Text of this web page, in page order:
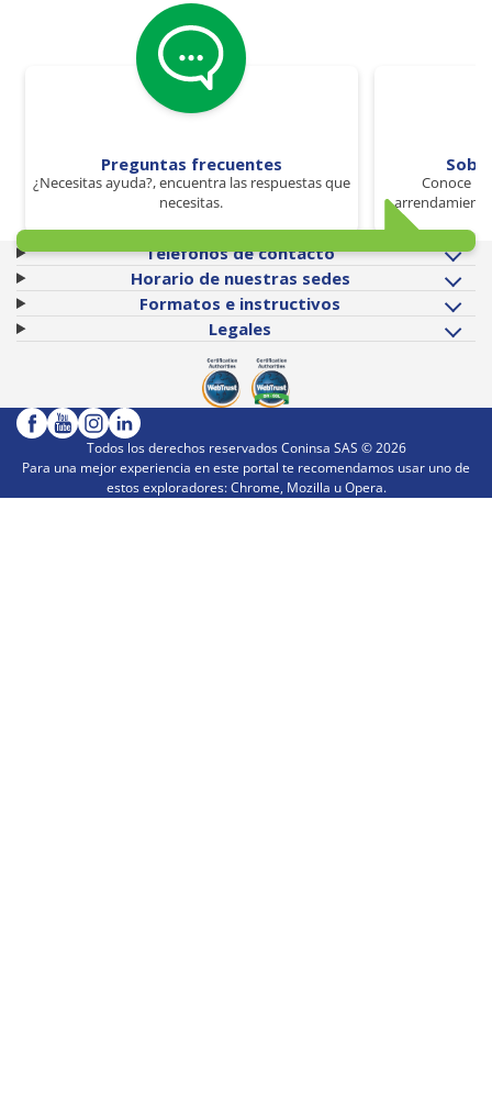
Preguntas frecuentes
¿Necesitas ayuda?, encuentra las respuestas que
necesitas.
Conoce
Teléfonos de contacto
Horario de nuestras sedes
Formatos e instructivos
Legales
Todos los derechos reservados Coninsa SAS ©2026
Para una mejor experiencia en este portal te recomendamos usar uno de
estos exploradores: Chrome, Mozilla u Opera.